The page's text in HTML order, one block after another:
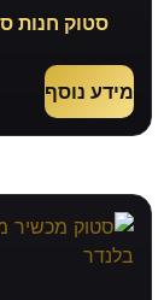
סטוק חנות
מידע נוסף